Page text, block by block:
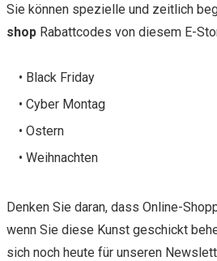
Sie können spezielle und zeitlich
shop Rabattcodes von diesem E-
• Black Friday
• Cyber Montag
• Ostern
• Weihnachten
Denken Sie daran, dass Online-
wenn Sie diese Kunst geschickt
sich noch heute für unseren